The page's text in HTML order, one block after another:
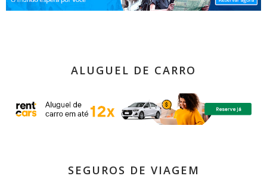
ALUGUEL DE CARRO
SEGUROS DE VIAGEM